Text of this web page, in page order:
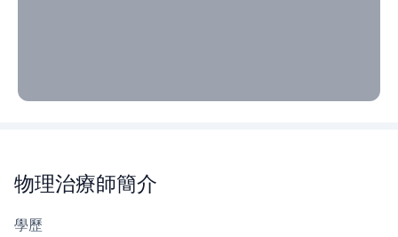
物理治療師簡介
學歷